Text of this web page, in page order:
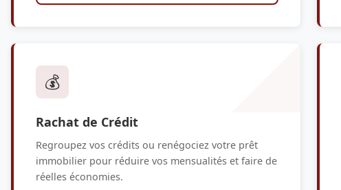
💰
Rachat de Crédit
Regroupez vos crédits ou renégociez votre prêt
immobilier pour réduire vos mensualités et faire de
réelles économies.